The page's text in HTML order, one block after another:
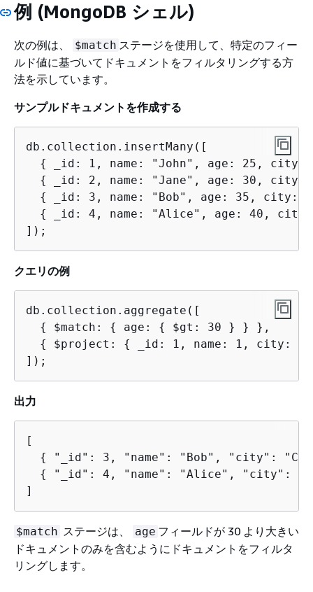
例 (MongoDB シェル)
次の例は、 $match ステージを使用して、特定のフィー
ルド値に基づいてドキュメントをフィルタリングする方
法を示しています。
サンプルドキュメントを作成する
db.collection.insertMany([
{
_id: 1, name: "John", age: 25, city:
{
_id: 2, name: "Jane", age: 30, city:
{
_id: 3, name: "Bob", age: 35, city:
{
_id: 4, name: "Alice", age: 40,
]);
クエリの例
db.collection.aggregate([
{
$match: { age: {
$gt: 30 } } },
{
$project: {
_id: 1, name: 1, city:
]);
出力
[
{
"_id": 3, "name": "Bob", "city":
{
"_id": 4, "name": "Alice", "city":
]
$match ステージは、 age フィールドが 30 より大きい
ドキュメントのみを含むようにドキュメントをフィルタ
リングします。